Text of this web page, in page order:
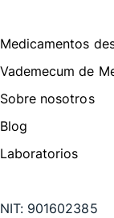
Medicamentos
Vademecum de
Sobre nosotros
Blog
Laboratorios
NIT: 901602385